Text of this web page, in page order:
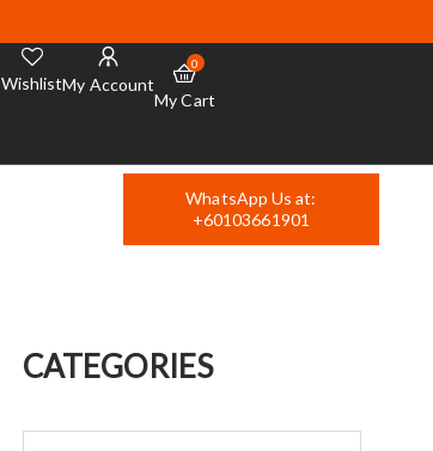
WishlistMy Account
0
My Cart
WhatsApp Us at:
+60103661901
CATEGORIES